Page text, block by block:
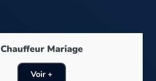
Chauffeur Mariage
Voir +